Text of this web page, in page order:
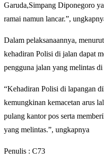
Garuda,Simpang Diponegoro
ramai namun lancar.”,
Dalam pelaksanaannya,
kehadiran Polisi di jalan dapat
pengguna jalan yang melintas
“Kehadiran Polisi di lapangan
kemungkinan kemacetan arus
pulang kantor pos serta
yang melintas.”, ungkapnya
Penulis : C73